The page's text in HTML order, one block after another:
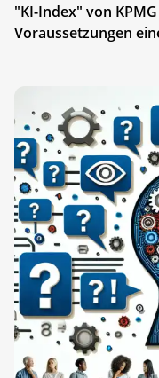
"KI-Index" von
Voraussetzungen